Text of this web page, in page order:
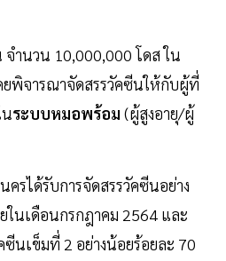
จำนวน 10,000,000 โดส ใน
ยพิจารณาจัดสรรวัคซีนให้กับผู้ที่
ระบบหมอพร้อม (ผู้สูงอายุ/ผู้
รได้รับการจัดสรรวัคซีนอย่าง
ในเดือนกรกฎาคม 2564 และ
นเข็มที่ 2 อย่างน้อยร้อยละ 70